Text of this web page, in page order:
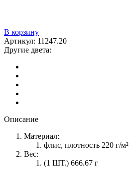
В корзину
Артикул: 11247.20
Другие двета:
Описание
Материал:
флис, плотность 220 г/м²
Вес:
(1 ШТ.) 666.67 г